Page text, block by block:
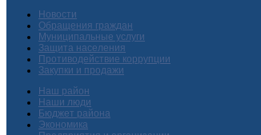
Новости
Обращения граждан
Муниципальные услуги
Защита населения
Противодействие коррупции
Закупки и продажи
Наш район
Наши люди
Бюджет района
Экономика